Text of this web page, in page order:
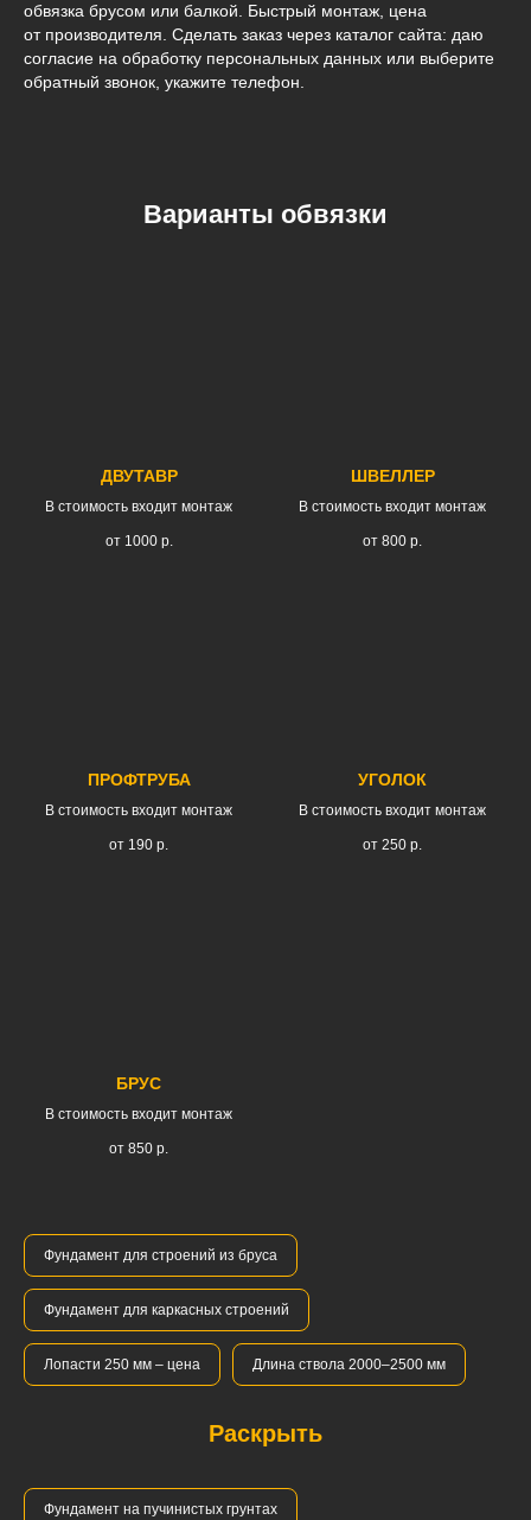
обвязка брусом или балкой. Быстрый монтаж, цена
от производителя. Сделать заказ через каталог сайта: даю
согласие на обработку персональных данных или выберите
обратный звонок, укажите телефон.
Варианты обвязки
ДВУТАВР
В стоимость входит монтаж
от 1000 р.
ШВЕЛЛЕР
В стоимость входит монтаж
от 800 р.
ПРОФТРУБА
В стоимость входит монтаж
от 190 р.
УГОЛОК
В стоимость входит монтаж
от 250 р.
БРУС
В стоимость входит монтаж
от 850 р.
Фундамент для строений из бруса
Фундамент для каркасных строений
Лопасти 250 мм – цена Длина ствола 2000–2500 мм
Раскрыть
Фундамент на пучинистых грунтах